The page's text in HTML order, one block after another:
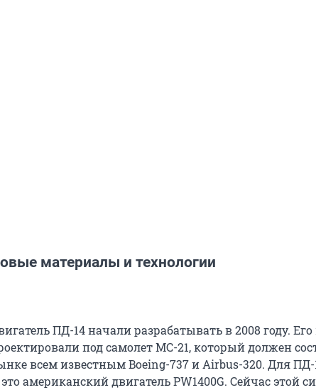
материалы и технологии
ПД-14 начали разрабатывать в 2008 году.
под самолет МС-21, который должен
всем известным Boeing-737 и Airbus-320. Для
американский двигатель PW1400G. Сейчас этой